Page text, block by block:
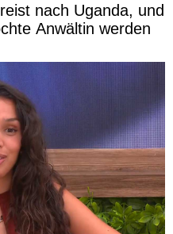
nach Uganda, und
Anwältin werden